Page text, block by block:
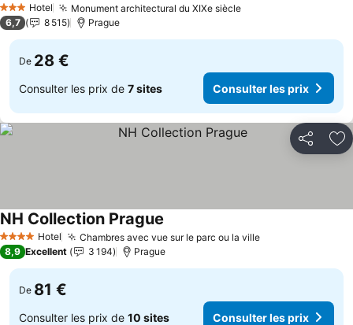
3 ÉtoilesHotel Monument architectural du XIXe siècleConsulter les prix
6,7 8 515 Prague
De 28 €
Consulter les prix de 7 sites Consulter les prix
Partager
4 Étoiles Hotel Chambres avec vue sur le parc ou la villeConsulter les
NH Collection Prague
8,9 Excellent 3 194 Prague
De 81 €
Consulter les prix de 10 sites Consulter les prix